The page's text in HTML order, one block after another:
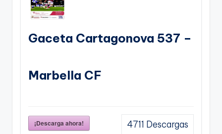
Gaceta Cartagonova 537 –
Marbella CF
¡Descarga ahora! 4711 Descargas